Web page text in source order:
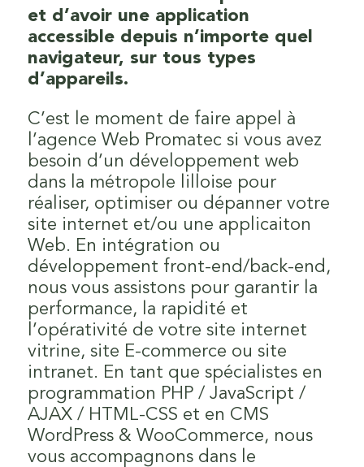
et d’avoir une application
accessible depuis n’importe quel
navigateur, sur tous types
d’appareils.
C’est le moment de faire appel à
l’agence Web Promatec si vous avez
besoin d’un développement web
dans la métropole lilloise pour
réaliser, optimiser ou dépanner votre
site internet et/ou une applicaiton
Web. En intégration ou
développement front-end/back-end,
nous vous assistons pour garantir la
performance, la rapidité et
l’opérativité de votre site internet
vitrine, site E-commerce ou site
intranet. En tant que spécialistes en
programmation PHP / JavaScript /
AJAX / HTML-CSS et en CMS
WordPress & WooCommerce, nous
vous accompagnons dans le